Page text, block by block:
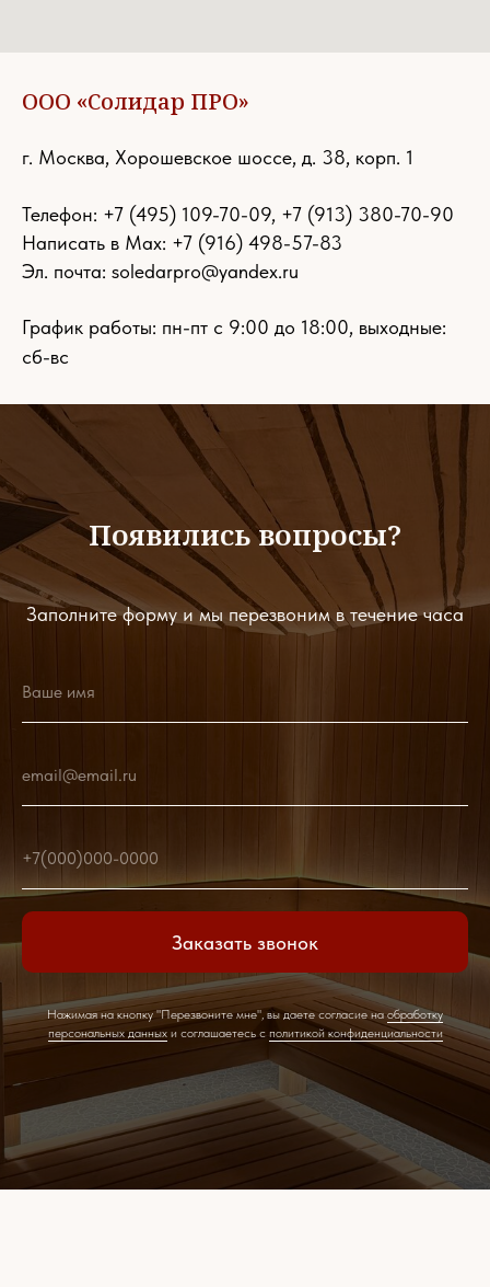
ООО «Солидар ПРО»
г. Москва, Хорошевское шоссе, д. 38, корп. 1
Телефон: +7 (495) 109-70-09, +7 (913) 380-70-90
Написать в Max: +7 (916) 498-57-83
Эл. почта: soledarpro@yandex.ru
График работы: пн-пт с 9:00 до 18:00, выходные:
сб-вс
Появились вопросы?
Заполните форму и мы перезвоним в течение часа
Ваше имя
email@email.ru
+7(000)000-0000
Заказать звонок
Нажимая на кнопку "Перезвоните мне", вы даете согласие наобработку
персональных данныхи соглашаетесь c политикой конфиденциальности